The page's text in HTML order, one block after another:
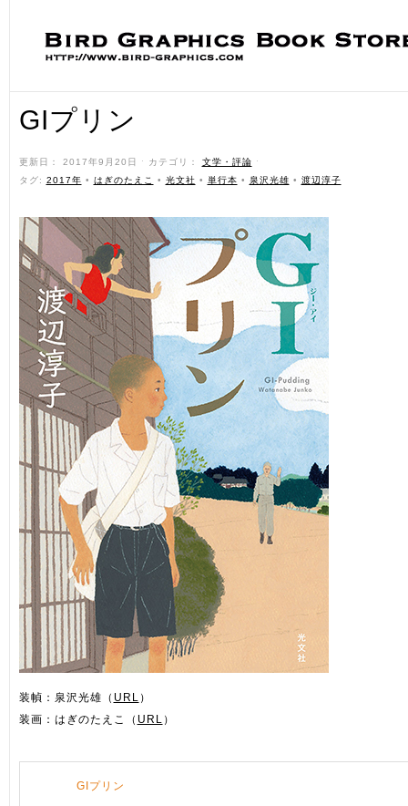
GIプリン
更新日： 2017年9月20日 ˑ カテゴリ： 文学・評論 ˑ
タグ: 2017年 • はぎのたえこ • 光文社 • 単行本 • 泉沢光雄 • 渡辺淳子
装幀：泉沢光雄（ URL ）
装画：はぎのたえこ（ URL ）
GIプリン